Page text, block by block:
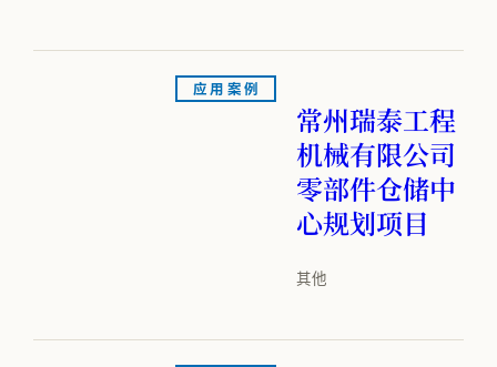
应用案例
常州瑞泰工程
机械有限公司
零部件仓储中
心规划项目
其他